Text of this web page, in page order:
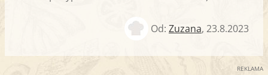
Od: Zuzana, 23.8.2023
REKLAMA